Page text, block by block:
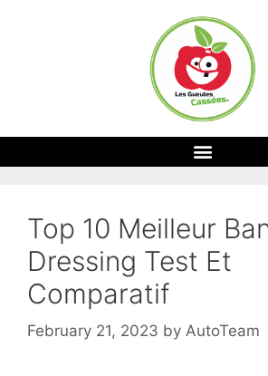
Top 10 Meilleur
Dressing Test Et
Comparatif
February 21, 2023 by AutoTeam